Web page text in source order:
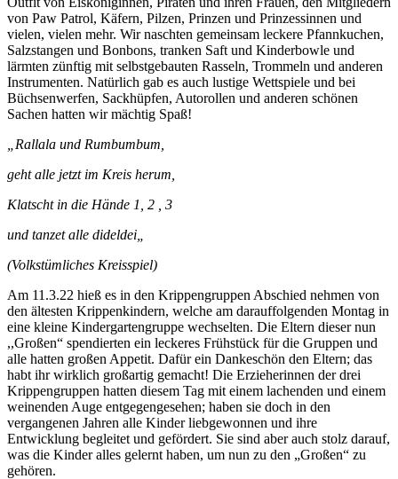
von Paw Patrol, Käfern, Pilzen, Prinzen und Prinzessinnen und
vielen, vielen mehr. Wir naschten gemeinsam leckere Pfannkuchen,
Salzstangen und Bonbons, tranken Saft und Kinderbowle und
lärmten zünftig mit selbstgebauten Rasseln, Trommeln und anderen
Instrumenten. Natürlich gab es auch lustige Wettspiele und bei
Büchsenwerfen, Sackhüpfen, Autorollen und anderen schönen
Sachen hatten wir mächtig Spaß!
„Rallala und Rumbumbum,
geht alle jetzt im Kreis herum,
Klatscht in die Hände 1, 2 , 3
und tanzet alle dideldei„
(Volkstümliches Kreisspiel)
Am 11.3.22 hieß es in den Krippengruppen Abschied nehmen von
den ältesten Krippenkindern, welche am darauffolgenden Montag in
eine kleine Kindergartengruppe wechselten. Die Eltern dieser nun
,,Großen“ spendierten ein leckeres Frühstück für die Gruppen und
alle hatten großen Appetit. Dafür ein Dankeschön den Eltern; das
habt ihr wirklich großartig gemacht! Die Erzieherinnen der drei
Krippengruppen hatten diesem Tag mit einem lachenden und einem
weinenden Auge entgegengesehen; haben sie doch in den
vergangenen Jahren alle Kinder liebgewonnen und ihre
Entwicklung begleitet und gefördert. Sie sind aber auch stolz darauf,
was die Kinder alles gelernt haben, um nun zu den „Großen“ zu
gehören.